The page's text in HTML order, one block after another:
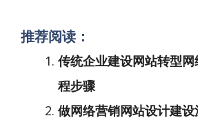
推荐阅读：
传统企业建设网站转型
程步骤
做网络营销网站设计建设